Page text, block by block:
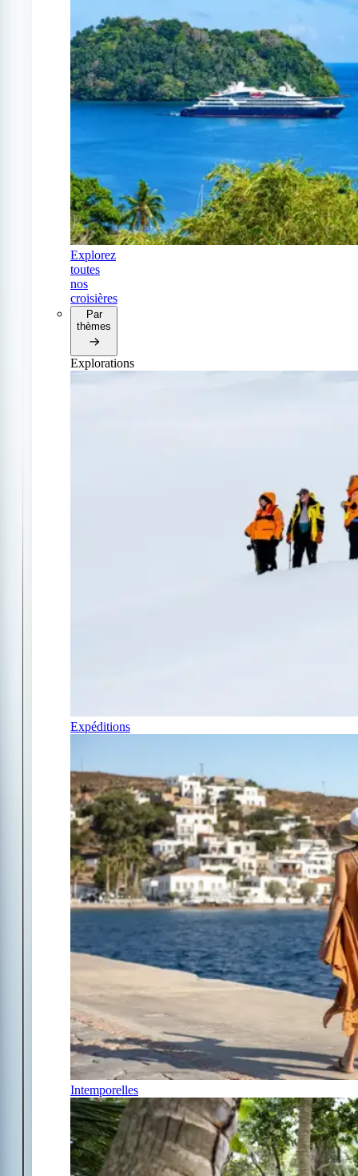
Explorez
toutes
nos
croisières
Par
thèmes
Explorations
Expéditions
Intemporelles